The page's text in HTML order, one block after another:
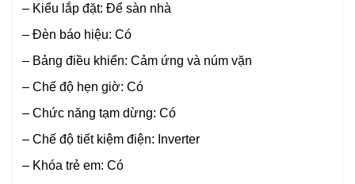
– Kiểu lắp đặt: Để sàn nhà
– Đèn báo hiệu: Có
– Bảng điều khiển: Cảm ứng và núm vặn
– Chế độ hẹn giờ: Có
– Chức năng tạm dừng: Có
– Chế độ tiết kiệm điện: Inverter
– Khóa trẻ em: Có